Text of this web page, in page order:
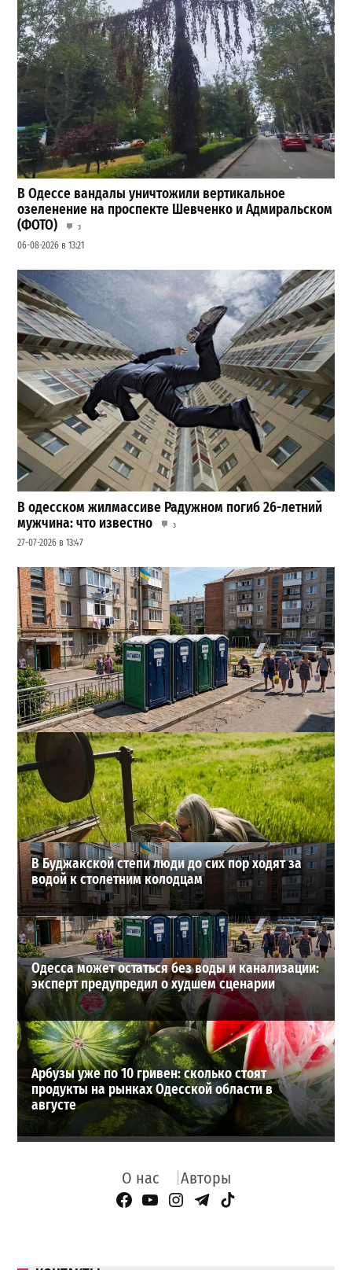
В Одессе вандалы уничтожили вертикальное
озеленение на проспекте Шевченко и Адмиральском
(ФОТО)
3
06-08-2026 в 13:21
В одесском жилмассиве Радужном погиб 26-летний
мужчина: что известно
3
27-07-2026 в 13:47
Одесса может остаться без воды и канализации:
эксперт предупредил о худшем сценарии
2
07-08-2026 в 17:19
ВИБОР РЕДАКЦИИ
В Буджакской степи люди до сих пор ходят за
водой к столетним колодцам
Одесса может остаться без воды и канализации:
эксперт предупредил о худшем сценарии
Арбузы уже по 10 гривен: сколько стоят
продукты на рынках Одесской области в
августе
О нас Авторы
Facebook Page
YouTube
Instagram
Telegram
TikTok